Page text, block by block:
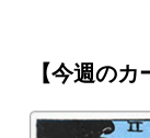
【今週の